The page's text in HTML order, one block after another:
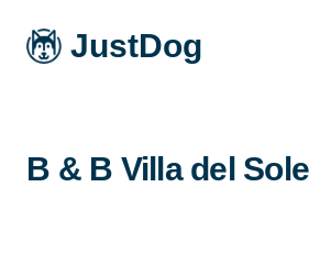
JustDog
B & B Villa del Sole